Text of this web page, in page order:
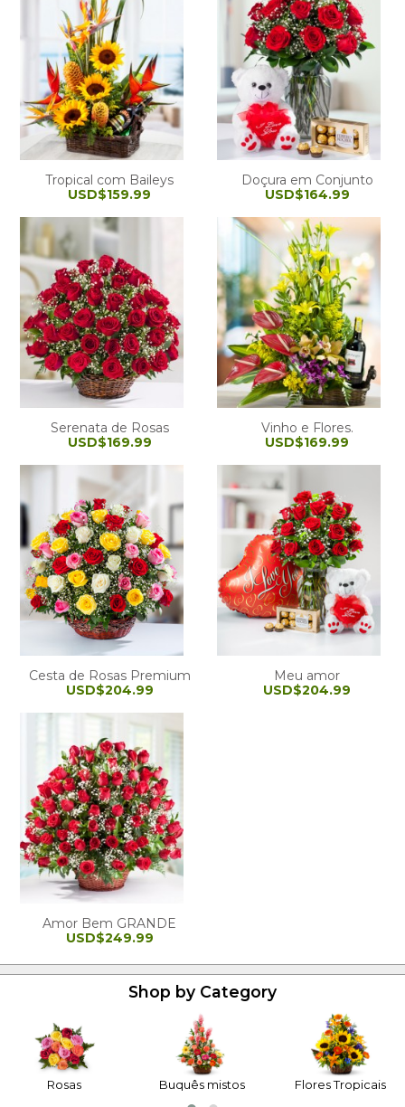
Tropical com Baileys
USD$159.99
Doçura em Conjunto
USD$164.99
Serenata de Rosas
USD$169.99
Vinho e Flores.
USD$169.99
Cesta de Rosas Premium
USD$204.99
Meu amor
USD$204.99
Amor Bem GRANDE
USD$249.99
Shop by Category
Rosas Buquês mistos Flores Tropicais